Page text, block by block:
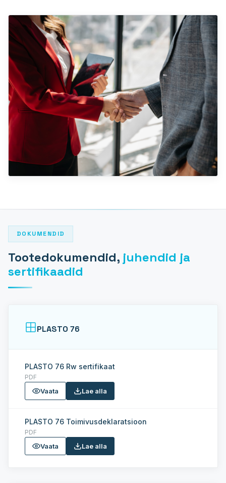
DOKUMENDID
Tootedokumendid, juhendid ja
sertifikaadid
PLASTO 76
PLASTO 76 Rw sertifikaat
PDF
Vaata Lae alla
PLASTO 76 Toimivusdeklaratsioon
PDF
Vaata Lae alla